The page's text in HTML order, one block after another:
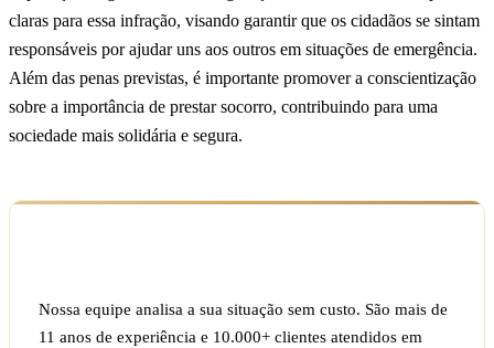
claras para essa infração, visando garantir que os cidadãos se sintam
responsáveis por ajudar uns aos outros em situações de emergência.
Além das penas previstas, é importante promover a conscientização
sobre a importância de prestar socorro, contribuindo para uma
sociedade mais solidária e segura.
Nossa equipe analisa a sua situação sem custo. São mais de
11 anos de experiência e 10.000+ clientes atendidos em